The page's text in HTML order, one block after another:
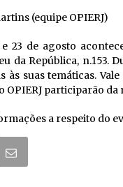
(equipe OPIERJ)
23 de agosto
da República, n.153.
às suas temáticas.
OPIERJ participarão da
a respeito do